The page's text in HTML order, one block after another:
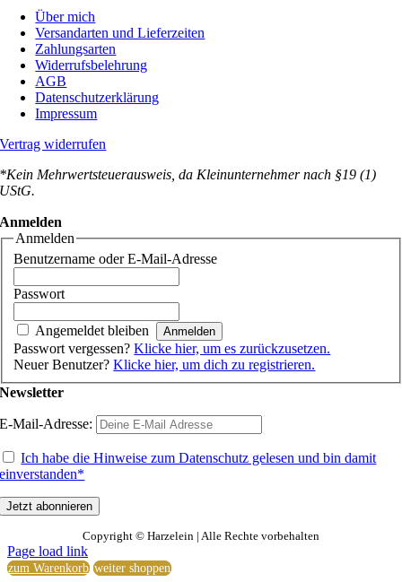
Über mich
Versandarten und Lieferzeiten
Zahlungsarten
Widerrufsbelehrung
AGB
Datenschutzerklärung
Impressum
Vertrag widerrufen
*Kein Mehrwertsteuerausweis, da Kleinunternehmer nach §19 (1)
UStG.
Anmelden
Anmelden
Benutzername oder E-Mail-Adresse
Passwort
Angemeldet bleiben
Passwort vergessen?Klicke hier, um es zurückzusetzen.
Neuer Benutzer?Klicke hier, um dich zu registrieren.
Newsletter
E-Mail-Adresse:
Ich habe die Hinweise zum Datenschutz gelesen und bin damit
einverstanden*
Copyright © Harzelein | Alle Rechte vorbehalten
Page load link
zum Warenkorb weiter shoppen